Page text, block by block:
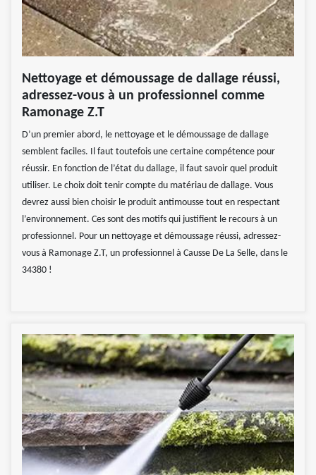
Nettoyage et démoussage de dallage réussi,
adressez-vous à un professionnel comme
Ramonage Z.T
D’un premier abord, le nettoyage et le démoussage de dallage
semblent faciles. Il faut toutefois une certaine compétence pour
réussir. En fonction de l’état du dallage, il faut savoir quel produit
utiliser. Le choix doit tenir compte du matériau de dallage. Vous
devrez aussi bien choisir le produit antimousse tout en respectant
l’environnement. Ces sont des motifs qui justifient le recours à un
professionnel. Pour un nettoyage et démoussage réussi, adressez-
vous à Ramonage Z.T, un professionnel à Causse De La Selle, dans le
34380 !